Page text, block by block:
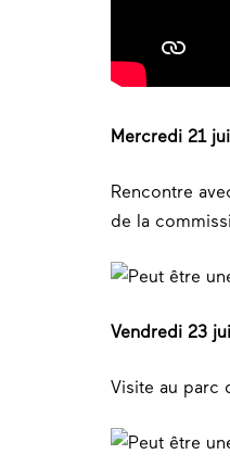
Mercredi 21
Rencontre
de la
Vendredi 23
Visite au parc